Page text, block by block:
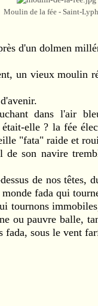
Moulin de la fée - Saint-
d'un dolmen
un vieux moulin
dans l'air
elle ? la fée
"fata" raide et
son navire
de nos têtes,
fada qui
tournons
ou pauvre balle,
fada, sous le vent